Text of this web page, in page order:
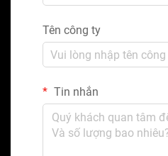
Tên công ty
Tin nhắn